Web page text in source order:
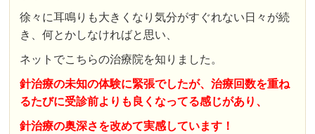
徐々に耳鳴りも大きくなり気分がすぐれない日々が続
き、何とかしなければと思い、
ネットでこちらの治療院を知りました。
針治療の未知の体験に緊張でしたが、治療回数を重ね
るたびに受診前よりも良くなってる感じがあり、
針治療の奥深さを改めて実感しています！